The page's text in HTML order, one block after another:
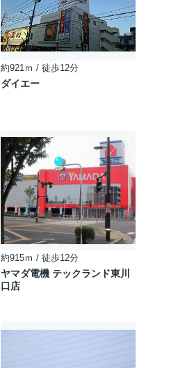
約921ｍ / 徒歩12分
ダイエー
約915ｍ / 徒歩12分
ヤマダ電機 テックランド東川
口店